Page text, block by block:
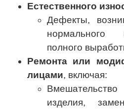
Естественного
Дефекты,
нормального
полного
Ремонта или
лицами, включая:
изделия,